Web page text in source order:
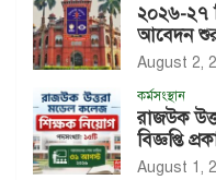
২০২৬-২৭
আবেদন
August 2,
কর্মসংস্থান
রাজউক
বিজ্ঞপ্তি
August 1,